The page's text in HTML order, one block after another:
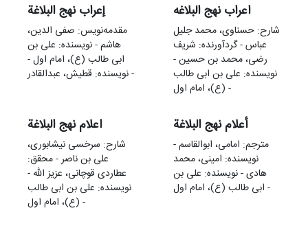
إعراب نهج البلاغة
مقدمه‌نويس: صفی الدین،
هاشم - نویسنده: علی بن
ابی طالب (ع)، امام اول -
نویسنده: قطیش، عبدالقادر -
اعراب نهج البلاغه
شارح: حسناوی، محمد جلیل
عباس - گردآورنده: شریف
رضی، محمد بن حسین -
نویسنده: علی بن ابی طالب
(ع)، امام اول -
اعلام نهج البلاغة
شارح: سرخسی نیشابوری،
علی بن ناصر - محقق:
عطاردی قوچانی، عزیز الله -
نویسنده: علی بن ابی طالب
(ع)، امام اول -
أعلام نهج البلاغة
مترجم: امامی، ابوالقاسم -
نویسنده: امینی، محمد
هادی - نویسنده: علی بن
ابی طالب (ع)، امام اول -